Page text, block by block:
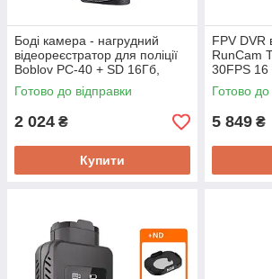
Боді камера - нагрудний
відеореєстратор для поліції
Boblov PC-40 + SD 16Гб,
1080P, 4 години автономної
зйомки
Готово до відправки
2 024 ₴
Купити
FPV DVR
RunCam
30FPS 16
Готово до
5 849 ₴